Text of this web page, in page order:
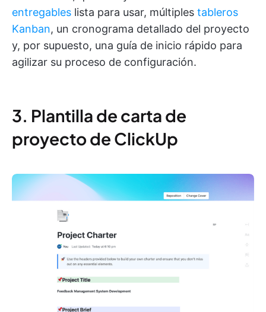
entregables lista para usar, múltiples tableros
Kanban, un cronograma detallado del proyecto
y, por supuesto, una guía de inicio rápido para
agilizar su proceso de configuración.
3. Plantilla de carta de
proyecto de ClickUp